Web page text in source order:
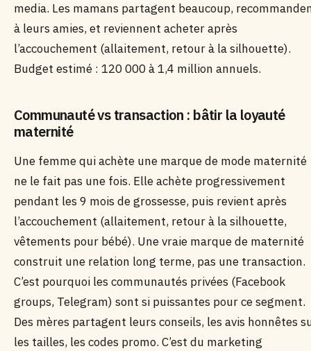
media. Les mamans partagent beaucoup,
à leurs amies, et reviennent acheter après
l’accouchement (allaitement, retour à la silhouette).
Budget estimé : 120 000 à 1,4 million annuels.
Communauté vs transaction : bâtir la loyauté
maternité
Une femme qui achète une marque de mode maternité
ne le fait pas une fois. Elle achète progressivement
pendant les 9 mois de grossesse, puis revient après
l’accouchement (allaitement, retour à la silhouette,
vêtements pour bébé). Une vraie marque de maternité
construit une relation long terme, pas une transaction.
C’est pourquoi les communautés privées (Facebook
groups, Telegram) sont si puissantes pour ce segment.
Des mères partagent leurs conseils, les avis honnêtes
les tailles, les codes promo. C’est du marketing